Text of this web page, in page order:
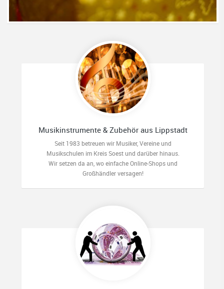
Musikinstrumente & Zubehör aus Lippstadt
Seit 1983 betreuen wir Musiker, Vereine und
Musikschulen im Kreis Soest und darüber hinaus.
Wir setzen da an, wo einfache Online-Shops und
Großhändler versagen!